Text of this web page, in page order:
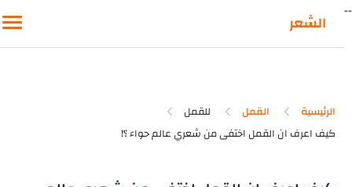
الشعر
الرئيسية القمل للقمل